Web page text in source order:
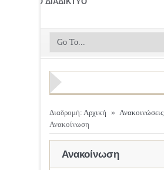
Διαδρομή: Αρχική » Ανακοινώσεις
Ανακοίνωση
Ανακοίνωση